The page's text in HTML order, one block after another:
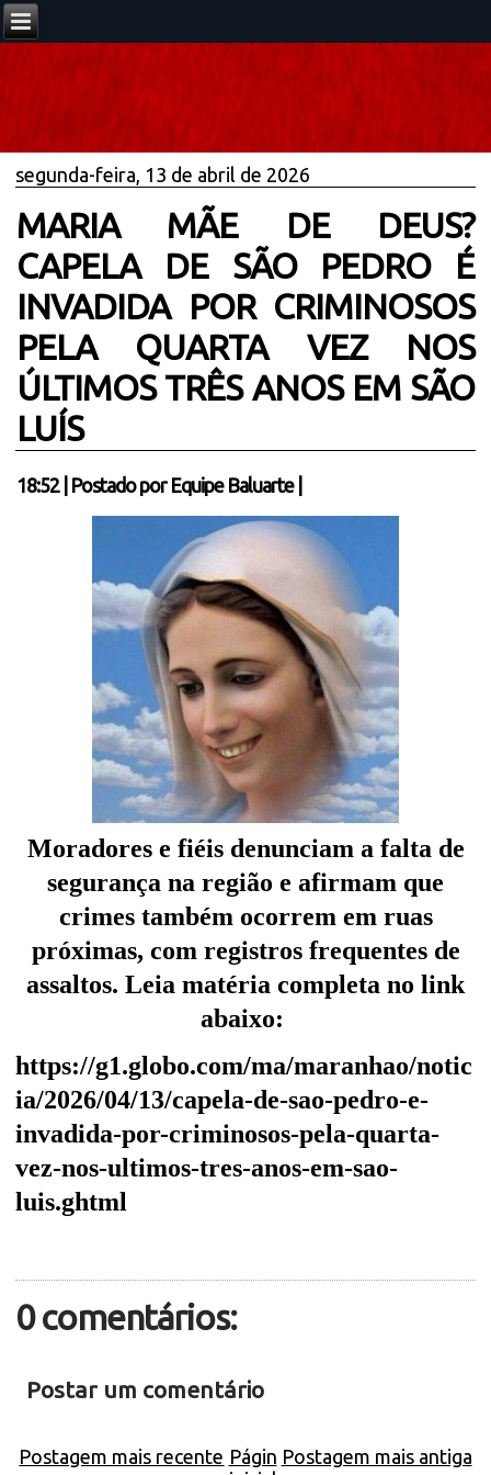
segunda-feira, 13 de abril de 2026
MARIA MÃE DE DEUS?
CAPELA DE SÃO PEDRO É
INVADIDA POR CRIMINOSOS
PELA QUARTA VEZ NOS
ÚLTIMOS TRÊS ANOS EM SÃO
LUÍS
18:52| Postado por Equipe Baluarte
Moradores e fiéis denunciam a falta de
segurança na região e afirmam que
crimes também ocorrem em ruas
próximas, com registros frequentes de
assaltos. Leia matéria completa no link
abaixo:
https://g1.globo.com/ma/maranhao/notic
ia/2026/04/13/capela-de-sao-pedro-e-
invadida-por-criminosos-pela-quarta-
vez-nos-ultimos-tres-anos-em-sao-
luis.ghtml
0 comentários:
Postar um comentário
Postagem mais recente Postagem mais antiga
Págin